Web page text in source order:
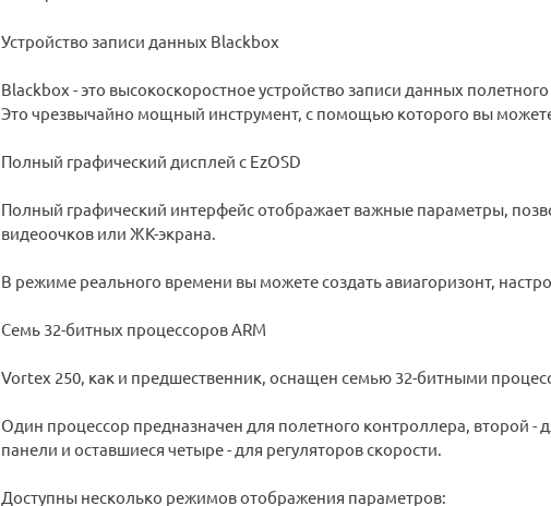
Устройство записи данных Blackbox
Blackbox - это высокоскоростное устройство записи данных
Это чрезвычайно мощный инструмент, с помощью которого вы
Полный графический дисплей с EzOSD
Полный графический интерфейс отображает важные параметры,
видеоочков или ЖК-экрана.
В режиме реального времени вы можете создать авиагоризонт,
Семь 32-битных процессоров ARM
Vortex 250, как и предшественник, оснащен семью 32-битными
Один процессор предназначен для полетного контроллера, второй -
панели и оставшиеся четыре - для регуляторов скорости.
Доступны несколько режимов отображения параметров: